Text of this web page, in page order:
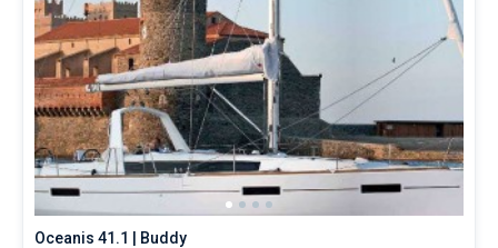
Oceanis 41.1 | Buddy